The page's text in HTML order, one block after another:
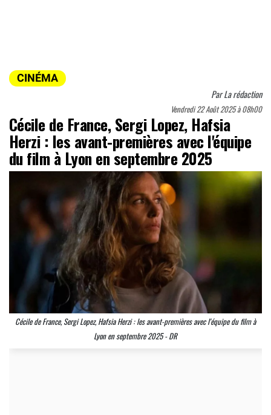
CINÉMA
ParLa rédaction
Vendredi 22 Août 2025 à 08h00
Cécile de France, Sergi Lopez, Hafsia
Herzi : les avant-premières avec l'équipe
du film à Lyon en septembre 2025
Cécile de France, Sergi Lopez, Hafsia Herzi : les avant-premières avec l'équipe du film à
Lyon en septembre 2025 - DR